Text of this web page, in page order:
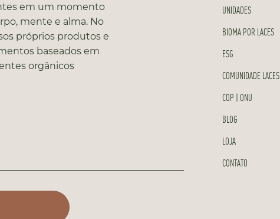
em um momento
mente e alma. No
próprios produtos e
baseados em
orgânicos
UNIDADES
BIOMA POR LACES
ESG
COMUNIDADE LACES
COP | ONU
BLOG
LOJA
CONTATO